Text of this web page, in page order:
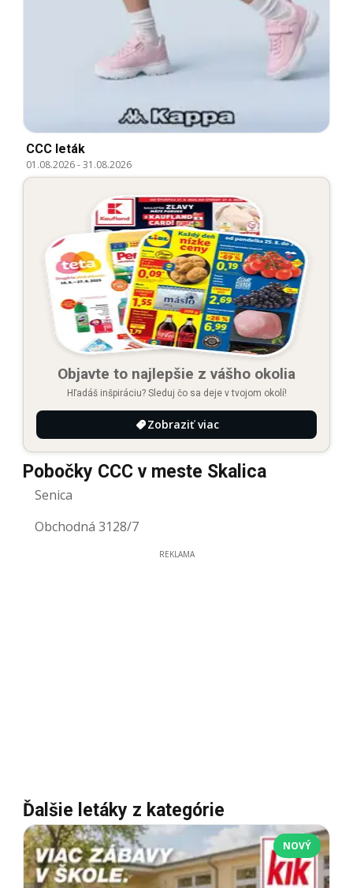
CCC leták
01.08.2026-31.08.2026
Objavte to najlepšie z vášho okolia
Hľadáš inšpiráciu? Sleduj čo sa deje v tvojom okolí!
Zobraziť viac
Pobočky CCC v meste Skalica
Senica
Obchodná 3128/7
REKLAMA
Ďalšie letáky z kategórie
NOVÝ